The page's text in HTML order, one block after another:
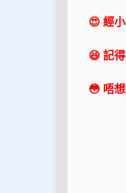
😍 經
😆 記
😳 唔